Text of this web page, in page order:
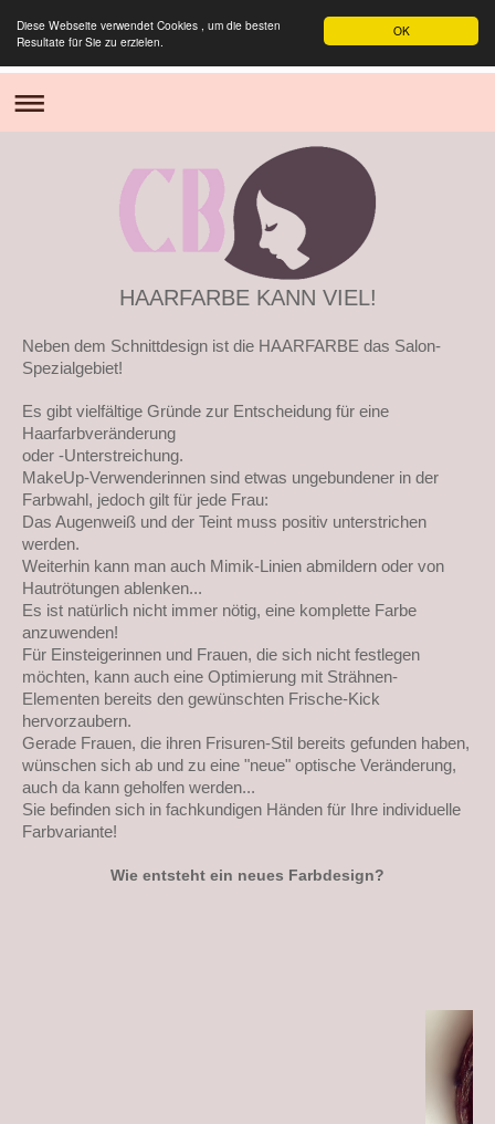
OK
Diese Webseite verwendet Cookies , um die besten
Resultate für Sie zu erzielen.
HAARFARBE KANN VIEL!
Neben dem Schnittdesign ist die HAARFARBE das Salon-
Spezialgebiet!
Es gibt vielfältige Gründe zur Entscheidung für eine
Haarfarbveränderung
oder -Unterstreichung.
MakeUp-Verwenderinnen sind etwas ungebundener in der
Farbwahl, jedoch gilt für jede Frau:
Das Augenweiß und der Teint muss positiv unterstrichen
werden.
Weiterhin kann man auch Mimik-Linien abmildern oder von
Hautrötungen ablenken...
Es ist natürlich nicht immer nötig, eine komplette Farbe
anzuwenden!
Für Einsteigerinnen und Frauen, die sich nicht festlegen
möchten, kann auch eine Optimierung mit Strähnen-
Elementen bereits den gewünschten Frische-Kick
hervorzaubern.
Gerade Frauen, die ihren Frisuren-Stil bereits gefunden haben,
wünschen sich ab und zu eine "neue" optische Veränderung,
auch da kann geholfen werden...
Sie befinden sich in fachkundigen Händen für Ihre individuelle
Farbvariante!
Wie entsteht ein neues Farbdesign?